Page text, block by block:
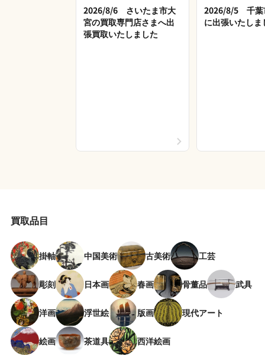
2026/8/6 さいたま市大
宮の買取専門店さまへ出
張買取いたしました
2026/8/5 千葉
に出張いたしま
買取品目
掛軸 中国美術 古美術 工芸
彫刻 日本画 春画 骨董品 武具
洋画 浮世絵 版画 現代アート
絵画 茶道具 西洋絵画